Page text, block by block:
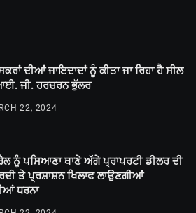
ਦੀਆਂ ਜਾਇਦਾਦਾਂ ਨੂੰ ਕੀਤਾ ਜਾ ਰਿਹਾ ਹੈ ਸੀਲ
ਜੀ. ਹਰਚਰਨ ਭੁੱਲਰ
22, 2024
ਨੂੰ ਪਸਿਆਣਾ ਥਾਣੇ ਅੱਗੇ ਪ੍ਰਾਪਰਟੀ ਡੀਲਰ ਦੀ
ਤੇ ਪ੍ਰਸ਼ਾਸ਼ਨ ਖਿਲਾਫ ਲਾਉਣਗੀਆਂ
ਧਰਨਾ